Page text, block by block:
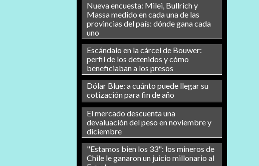
Nueva encuesta: Milei, Bullrich y
Massa medido en cada una de las
provincias del país: dónde gana cada
uno
Escándalo en la cárcel de Bouwer:
perfil de los detenidos y cómo
beneficiaban a los presos
Dólar Blue: a cuánto puede llegar su
cotización para fin de año
El mercado descuenta una
devaluación del peso en noviembre y
diciembre
"Estamos bien los 33": los mineros de
Chile le ganaron un juicio millonario al